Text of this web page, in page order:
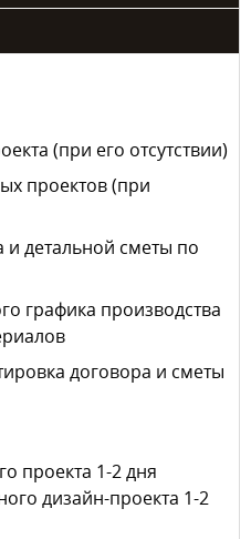
(при его отсутствии)
проектов (при
и детальной сметы по
графика производства
договора и сметы
проекта 1-2 дня
дизайн-проекта 1-2